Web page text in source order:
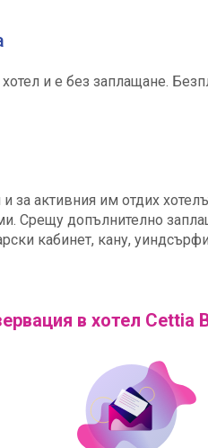
и е без заплащане.
за активния им отдих
Срещу допълнително
кабинет, кану,
в хотел Cettia